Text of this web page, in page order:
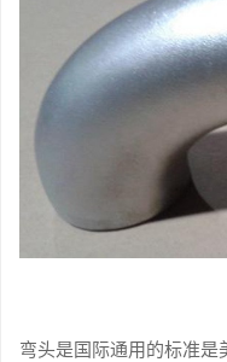
弯头是国际通用的标准是